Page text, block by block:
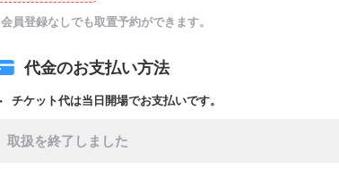
員登録なしでも取置予約ができます。
代金のお支払い方法
チケット代は当日開場でお支払いです。
取扱を終了しました